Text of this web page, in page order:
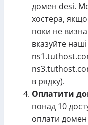
домен desi.
хостера,
поки не
вказуйте
в рядку).
Оплатити
понад 10
оплати